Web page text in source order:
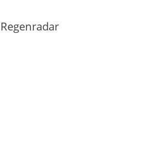
Regenradar